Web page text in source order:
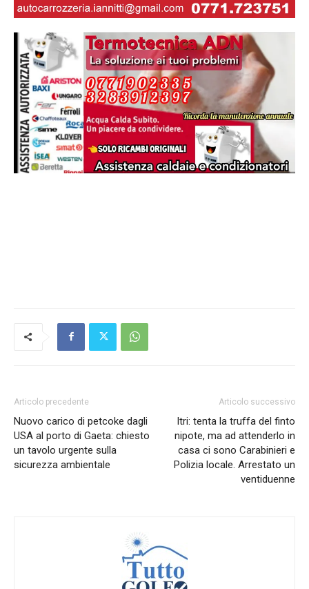
Articolo precedente
Nuovo carico di petcoke dagli
USA al porto di Gaeta: chiesto
un tavolo urgente sulla
sicurezza ambientale
Articolo successivo
Itri: tenta la truffa del finto
nipote, ma ad attenderlo in
casa ci sono Carabinieri e
Polizia locale. Arrestato un
ventiduenne